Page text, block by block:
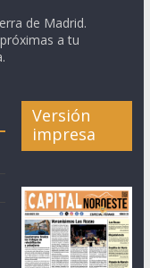
de Madrid.
a tu
Versión
impresa